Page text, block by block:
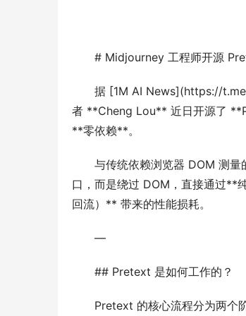
# Midjourney 工程师开源
据 [1M AI News](https://
者 **Cheng Lou** 近日开源了
**零依赖**。
与传统依赖浏览器 DOM 测
口，而是绕过 DOM，直接通过**
回流）** 带来的性能损耗。
—
## Pretext 是如何工作的？
Pretext 的核心流程分为两个